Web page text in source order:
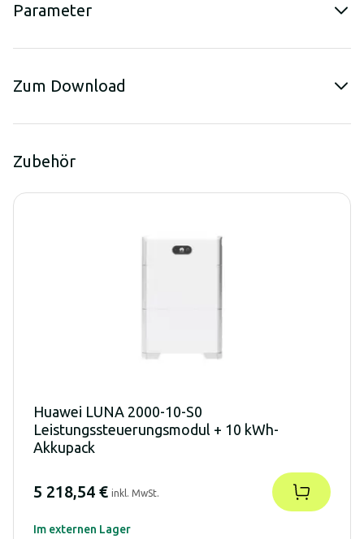
Parameter
Zum Download
Zubehör
Huawei LUNA 2000-10-S0
Leistungssteuerungsmodul + 10 kWh-
Akkupack
5 218,54 € inkl. MwSt.
Im externen Lager